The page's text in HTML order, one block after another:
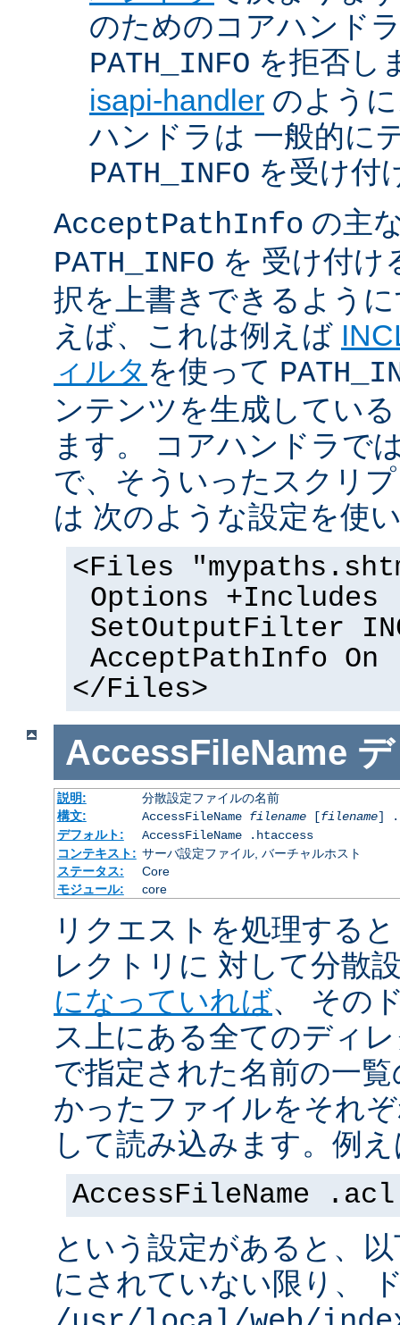
のためのコアハンド
PATH_INFO を拒否し
isapi-handler のよう
ハンドラは 一般的に
PATH_INFO を受け付
AcceptPathInfo の主
PATH_INFO を 受け付け
択を上書きできるよう
えば、これは例えば
ィルタ を使って
ンテンツを生成してい
ます。 コアハンドラで
で、そういったスクリ
は 次のような設定を使
<Files
Options +Includes
SetOutputFilter
AcceptPathInfo On
</Files>
AccessFileName
説明:
分散設定ファイルの名前
構文:
AccessFileName filename[filename]
デフォルト:
AccessFileName .htaccess
コンテキスト: サーバ設定ファイル, バーチャルホスト
ステータス:
Core
モジュール:
core
リクエストを処理する
レクトリに 対して分散
になっていれば、 その
ス上にある全てのディ
で指定された名前の一
かったファイルをそれ
して読み込みます。例
AccessFileName .acl
という設定があると、
にされていない限り、